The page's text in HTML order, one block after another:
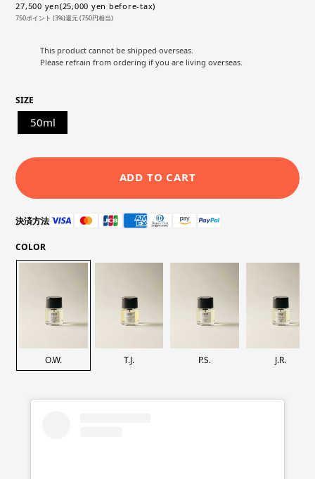
27,500 yen(25,000 yen before-tax)
750ポイント (3%)還元 (750円相当)
This product cannot be shipped overseas.
Please refrain from ordering if you are living overseas.
SIZE
50ml
ADD TO CART
決済方法
COLOR
O.W. T.J. P.S. J.R.